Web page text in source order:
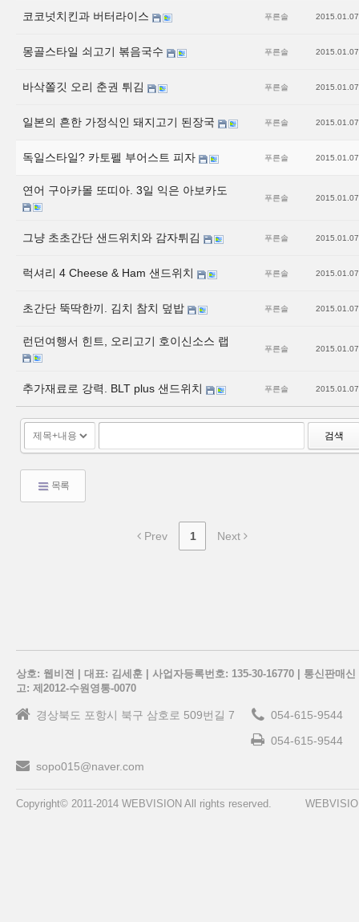
코코넛치킨과 버터라이스 푸른솔 2015.01.07
몽골스타일 쇠고기 볶음국수 푸른솔 2015.01.07
바삭쫄깃 오리 춘권 튀김 푸른솔 2015.01.07
일본의 흔한 가정식인 돼지고기 된장국 푸른솔 2015.01.07
독일스타일? 카토펠 부어스트 피자 푸른솔 2015.01.07
연어 구아카몰 또띠아. 3일 익은 아보카도
푸른솔 2015.01.07
그냥 초초간단 샌드위치와 감자튀김 푸른솔 2015.01.07
럭셔리 4 Cheese & Ham 샌드위치 푸른솔 2015.01.07
초간단 뚝딱한끼. 김치 참치 덮밥 푸른솔 2015.01.07
런던여행서 힌트, 오리고기 호이신소스 랩
푸른솔 2015.01.07
추가재료로 강력. BLT plus 샌드위치 푸른솔 2015.01.07
검색
목록
Prev 1 Next
상호: 웹비젼 | 대표: 김세훈 | 사업자등록번호: 135-30-16770 | 통신판매신
고: 제2012-수원영통-0070
경상북도 포항시 북구 삼호로 509번길 7
054-615-9544
054-615-9544
sopo015@naver.com
Copyright© 2011-2014 WEBVISION All rights reserved.